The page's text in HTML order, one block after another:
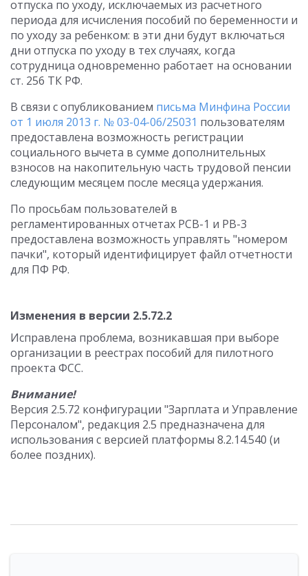
отпуска по уходу, исключаемых из расчетного
периода для исчисления пособий по беременности и
по уходу за ребенком: в эти дни будут включаться
дни отпуска по уходу в тех случаях, когда
сотрудница одновременно работает на основании
ст. 256 ТК РФ.
В связи с опубликованием письма Минфина России
от 1 июля 2013 г. № 03-04-06/25031 пользователям
предоставлена возможность регистрации
социального вычета в сумме дополнительных
взносов на накопительную часть трудовой пенсии
следующим месяцем после месяца удержания.
По просьбам пользователей в
регламентированных отчетах РСВ-1 и РВ-3
предоставлена возможность управлять "номером
пачки", который идентифицирует файл отчетности
для ПФ РФ.
Изменения в версии 2.5.72.2
Исправлена проблема, возникавшая при выборе
организации в реестрах пособий для пилотного
проекта ФСС.
Внимание!
Версия 2.5.72 конфигурации "Зарплата и Управление
Персоналом", редакция 2.5 предназначена для
использования с версией платформы 8.2.14.540 (и
более поздних).